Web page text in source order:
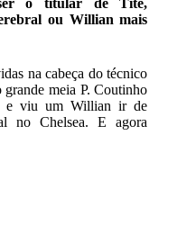
o titular de Tite,
ou Willian mais
na cabeça do técnico
meia P. Coutinho
e viu um Willian ir de
no Chelsea. E agora